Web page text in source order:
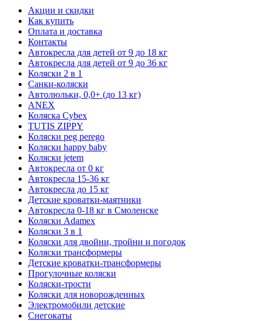
Акции и скидки
Как купить
Оплата и доставка
Контакты
Автокресла для детей от 9 до 18 кг
Автокресла для детей от 9 до 36 кг
Коляски 2 в 1
Санки-коляски
Автолюльки, 0,0+ (до 13 кг)
ANEX
Коляска Cybex
TUTIS ZIPPY
Коляски peg perego
Коляски happy baby
Коляски jetem
Автокресла от 0 кг
Автокресла 15-36 кг
Автокресла до 15 кг
Детские кроватки-маятники
Автокресла 0-18 кг в Смоленске
Коляски Adamex
Коляски 3 в 1
Коляски для двойни, тройни и погодок
Коляски трансформеры
Детские кроватки-трансформеры
Прогулочные коляски
Коляски-трости
Коляски для новорожденных
Электромобили детские
Снегокаты